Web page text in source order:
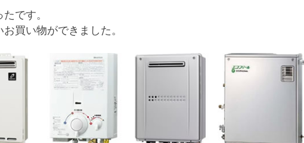
です。
買い物ができました。